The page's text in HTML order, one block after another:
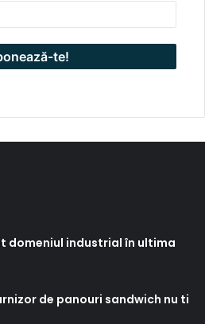
domeniul industrial în ultima
de panouri sandwich nu ti